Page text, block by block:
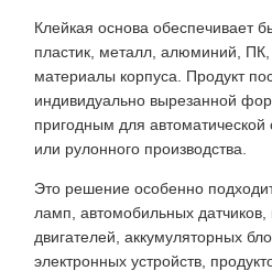
Клейкая основа обеспечивает
пластик, металл, алюминий,
материалы корпуса. Продукт
индивидуально вырезанной
пригодным для автоматической
или рулонного производства.
Это решение особенно
ламп, автомобильных датчиков,
двигателей, аккумуляторных
электронных устройств,